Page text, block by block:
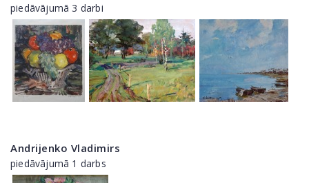
piedāvājumā 3 darbi
Andrijenko Vladimirs
piedāvājumā 1 darbs